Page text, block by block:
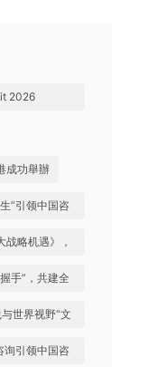
2026
成功舉辦
”引领中国咨
略机遇》，
手”，共建全
世界视野“文
询引领中国咨